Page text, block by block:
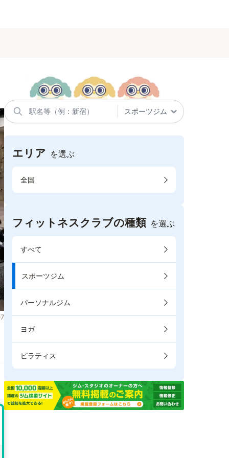
エリア を選ぶ
全国
フィットネスクラブの種類 を選ぶ
すべて
スポーツジム
パーソナルジム
ヨガ
ピラティス